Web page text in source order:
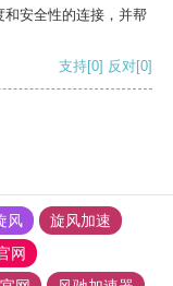
安全性的连接，并帮
支持[0] 反对[0]
风
旋风加速
网